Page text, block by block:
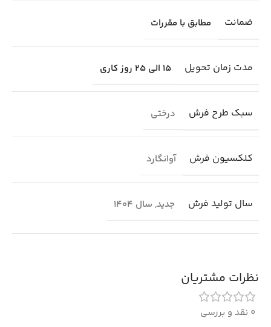
ضمانت مطابق با مقررات
مدت زمان تحویل 15 الی 25 روز کاری
سبک طرح فرش درختی
کلکسیون فرش آوانگارد
سال تولید فرش جدید, سال 1404
نظرات مشتریان
0 نقد و بررسی